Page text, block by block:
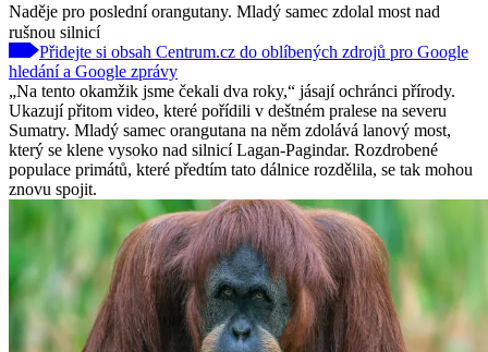
Naděje pro poslední orangutany. Mladý samec zdolal most nad
rušnou silnicí
Přidejte si obsah Centrum.cz do oblíbených zdrojů pro Google
hledání a Google zprávy
„Na tento okamžik jsme čekali dva roky,“ jásají ochránci přírody.
Ukazují přitom video, které pořídili v deštném pralese na severu
Sumatry. Mladý samec orangutana na něm zdolává lanový most,
který se klene vysoko nad silnicí Lagan-Pagindar. Rozdrobené
populace primátů, které předtím tato dálnice rozdělila, se tak mohou
znovu spojit.